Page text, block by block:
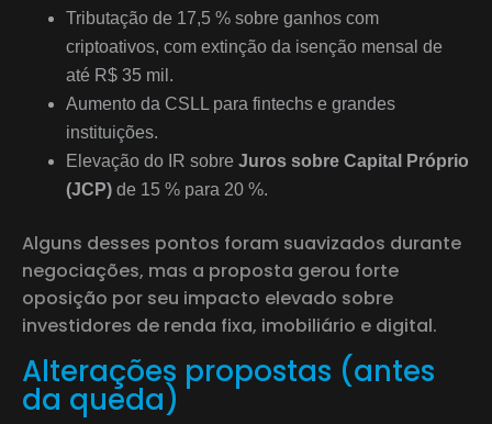
Tributação de 17,5 % sobre ganhos com
criptoativos, com extinção da isenção mensal de
até R$ 35 mil.
Aumento da CSLL para fintechs e grandes
instituições.
Elevação do IR sobre Juros sobre Capital Próprio
(JCP) de 15 % para 20 %.
Alguns desses pontos foram suavizados durante
negociações, mas a proposta gerou forte
oposição por seu impacto elevado sobre
investidores de renda fixa, imobiliário e digital.
Alterações propostas (antes
da queda)